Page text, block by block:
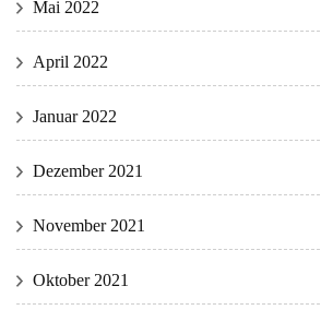
Mai 2022
April 2022
Januar 2022
Dezember 2021
November 2021
Oktober 2021